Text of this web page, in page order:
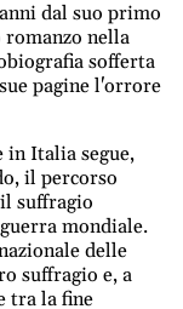
dal suo primo
nella
sofferta
pagine l'orrore
Italia segue,
il percorso
suffragio
mondiale.
delle
suffragio e, a
tra la fine